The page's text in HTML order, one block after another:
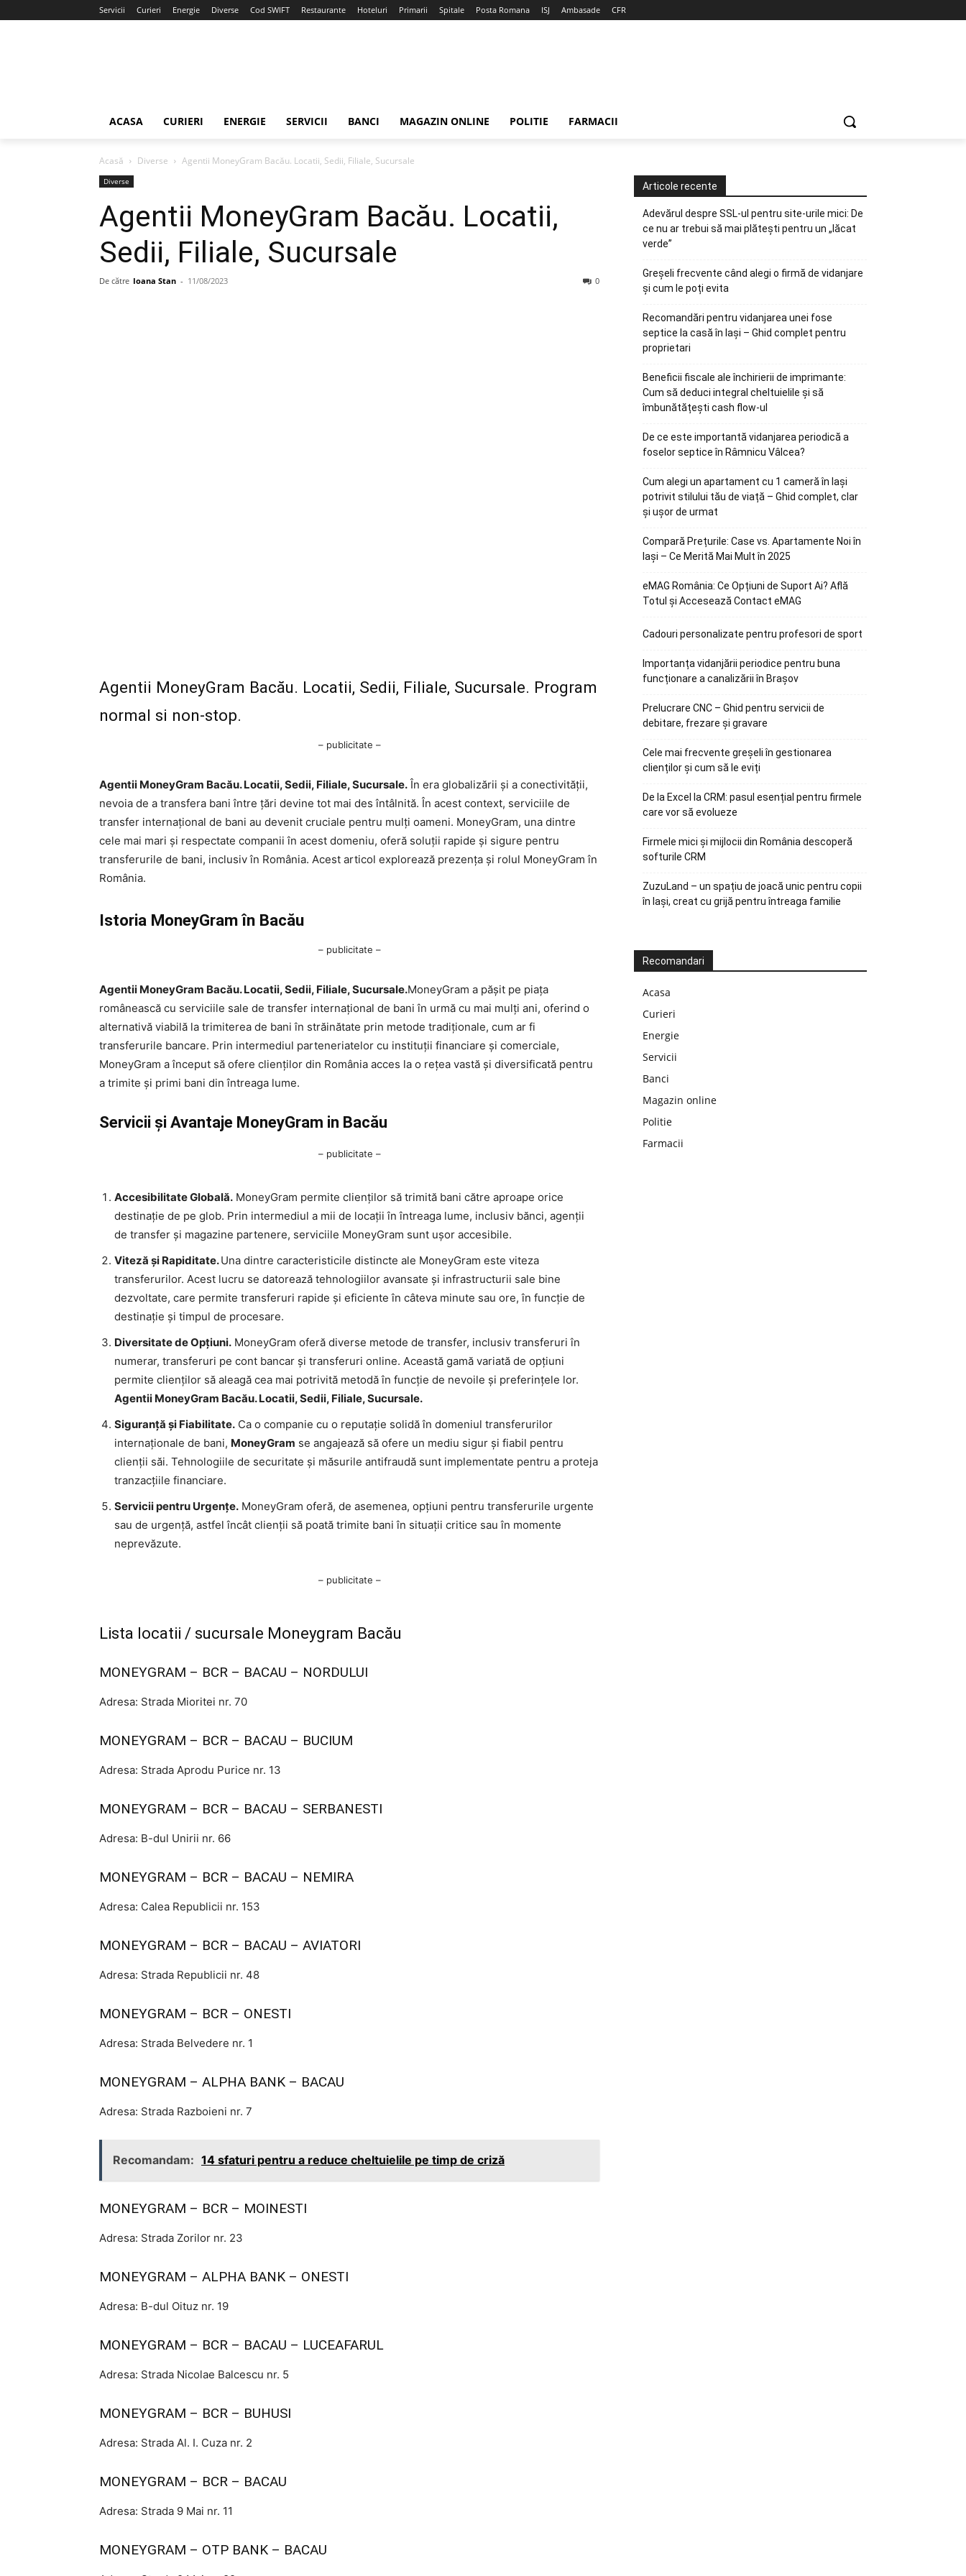
Servicii Curieri Energie Diverse Cod SWIFT Restaurante Hoteluri Primarii Spitale Posta Romana ISJ Ambasade CFR
ACASA CURIERI ENERGIE SERVICII BANCI MAGAZIN ONLINE POLITIE FARMACII
Acasă Diverse Agentii MoneyGram Bacău. Locatii, Sedii, Filiale, Sucursale
Diverse
Agentii MoneyGram Bacău. Locatii,
Sedii, Filiale, Sucursale
De către Ioana Stan - 11/08/2023 0
Agentii MoneyGram Bacău. Locatii, Sedii, Filiale, Sucursale. Program
normal si non-stop.
– publicitate –
Agentii MoneyGram Bacău. Locatii, Sedii, Filiale, Sucursale. În era globalizării și a conectivității,
nevoia de a transfera bani între țări devine tot mai des întâlnită. În acest context, serviciile de
transfer internațional de bani au devenit cruciale pentru mulți oameni. MoneyGram, una dintre
cele mai mari și respectate companii în acest domeniu, oferă soluții rapide și sigure pentru
transferurile de bani, inclusiv în România. Acest articol explorează prezența și rolul MoneyGram în
România.
Istoria MoneyGram în Bacău
– publicitate –
Agentii MoneyGram Bacău. Locatii, Sedii, Filiale, Sucursale.MoneyGram a pășit pe piața
românească cu serviciile sale de transfer internațional de bani în urmă cu mai mulți ani, oferind o
alternativă viabilă la trimiterea de bani în străinătate prin metode tradiționale, cum ar fi
transferurile bancare. Prin intermediul parteneriatelor cu instituții financiare și comerciale,
MoneyGram a început să ofere clienților din România acces la o rețea vastă și diversificată pentru
a trimite și primi bani din întreaga lume.
Servicii și Avantaje MoneyGram in Bacău
– publicitate –
Accesibilitate Globală. MoneyGram permite clienților să trimită bani către aproape orice
destinație de pe glob. Prin intermediul a mii de locații în întreaga lume, inclusiv bănci, agenții
de transfer și magazine partenere, serviciile MoneyGram sunt ușor accesibile.
Viteză și Rapiditate.Una dintre caracteristicile distincte ale MoneyGram este viteza
transferurilor. Acest lucru se datorează tehnologiilor avansate și infrastructurii sale bine
dezvoltate, care permite transferuri rapide și eficiente în câteva minute sau ore, în funcție de
destinație și timpul de procesare.
Diversitate de Opțiuni. MoneyGram oferă diverse metode de transfer, inclusiv transferuri în
numerar, transferuri pe cont bancar și transferuri online. Această gamă variată de opțiuni
permite clienților să aleagă cea mai potrivită metodă în funcție de nevoile și preferințele lor.
Agentii MoneyGram Bacău. Locatii, Sedii, Filiale, Sucursale.
Siguranță și Fiabilitate. Ca o companie cu o reputație solidă în domeniul transferurilor
internaționale de bani, MoneyGram se angajează să ofere un mediu sigur și fiabil pentru
clienții săi. Tehnologiile de securitate și măsurile antifraudă sunt implementate pentru a proteja
tranzacțiile financiare.
Servicii pentru Urgențe. MoneyGram oferă, de asemenea, opțiuni pentru transferurile urgente
sau de urgență, astfel încât clienții să poată trimite bani în situații critice sau în momente
neprevăzute.
– publicitate –
Lista locatii / sucursale Moneygram Bacău
MONEYGRAM – BCR – BACAU – NORDULUI
Adresa: Strada Mioritei nr. 70
MONEYGRAM – BCR – BACAU – BUCIUM
Adresa: Strada Aprodu Purice nr. 13
MONEYGRAM – BCR – BACAU – SERBANESTI
Adresa: B-dul Unirii nr. 66
MONEYGRAM – BCR – BACAU – NEMIRA
Adresa: Calea Republicii nr. 153
MONEYGRAM – BCR – BACAU – AVIATORI
Adresa: Strada Republicii nr. 48
MONEYGRAM – BCR – ONESTI
Adresa: Strada Belvedere nr. 1
MONEYGRAM – ALPHA BANK – BACAU
Adresa: Strada Razboieni nr. 7
Recomandam: 14 sfaturi pentru a reduce cheltuielile pe timp de criză
MONEYGRAM – BCR – MOINESTI
Adresa: Strada Zorilor nr. 23
MONEYGRAM – ALPHA BANK – ONESTI
Adresa: B-dul Oituz nr. 19
MONEYGRAM – BCR – BACAU – LUCEAFARUL
Adresa: Strada Nicolae Balcescu nr. 5
MONEYGRAM – BCR – BUHUSI
Adresa: Strada Al. I. Cuza nr. 2
MONEYGRAM – BCR – BACAU
Adresa: Strada 9 Mai nr. 11
MONEYGRAM – OTP BANK – BACAU
Articole recente
Adevărul despre SSL-ul pentru site-urile mici: De
ce nu ar trebui să mai plătești pentru un „lăcat
verde”
Greșeli frecvente când alegi o firmă de vidanjare
și cum le poți evita
Recomandări pentru vidanjarea unei fose
septice la casă în Iași – Ghid complet pentru
proprietari
Beneficii fiscale ale închirierii de imprimante:
Cum să deduci integral cheltuielile și să
îmbunătățești cash flow-ul
De ce este importantă vidanjarea periodică a
foselor septice în Râmnicu Vâlcea?
Cum alegi un apartament cu 1 cameră în Iași
potrivit stilului tău de viață – Ghid complet, clar
și ușor de urmat
Compară Prețurile: Case vs. Apartamente Noi în
Iași – Ce Merită Mai Mult în 2025
eMAG România: Ce Opțiuni de Suport Ai? Află
Totul și Accesează Contact eMAG
Cadouri personalizate pentru profesori de sport
Importanța vidanjării periodice pentru buna
funcționare a canalizării în Brașov
Prelucrare CNC – Ghid pentru servicii de
debitare, frezare și gravare
Cele mai frecvente greșeli în gestionarea
clienților și cum să le eviți
De la Excel la CRM: pasul esențial pentru firmele
care vor să evolueze
Firmele mici și mijlocii din România descoperă
softurile CRM
ZuzuLand – un spațiu de joacă unic pentru copii
în Iași, creat cu grijă pentru întreaga familie
Recomandari
Acasa
Curieri
Energie
Servicii
Banci
Magazin online
Politie
Farmacii